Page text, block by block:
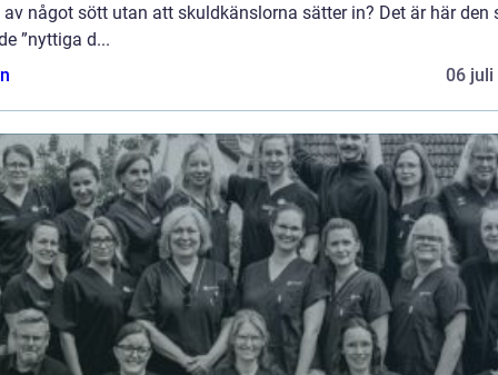
något sött utan att skuldkänslorna sätter in? Det är här den
”nyttiga d...
06 juli